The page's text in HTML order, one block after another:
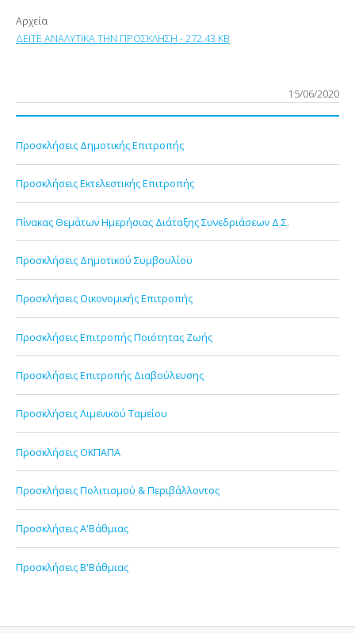
Αρχεία
ΔΕΙΤΕ ΑΝΑΛΥΤΙΚΑ ΤΗΝ ΠΡΟΣΚΛΗΣΗ - 272.43 KB
15/06/2020
Προσκλήσεις Δημοτικής Επιτροπής
Προσκλήσεις Εκτελεστικής Επιτροπής
Πίνακας Θεμάτων Ημερήσιας Διάταξης Συνεδριάσεων Δ.Σ.
Προσκλήσεις Δημοτικού Συμβουλίου
Προσκλήσεις Οικονομικής Επιτροπής
Προσκλήσεις Επιτροπής Ποιότητας Ζωής
Προσκλήσεις Επιτροπής Διαβούλευσης
Προσκλήσεις Λιμενικού Ταμείου
Προσκλήσεις ΟΚΠΑΠΑ
Προσκλήσεις Πολιτισμού & Περιβάλλοντος
Προσκλήσεις Α'Βάθμιας
Προσκλήσεις Β'Βάθμιας